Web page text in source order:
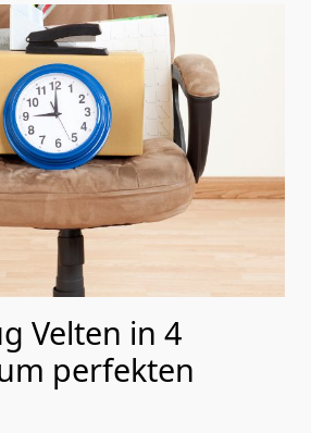
Velten in 4
perfekten